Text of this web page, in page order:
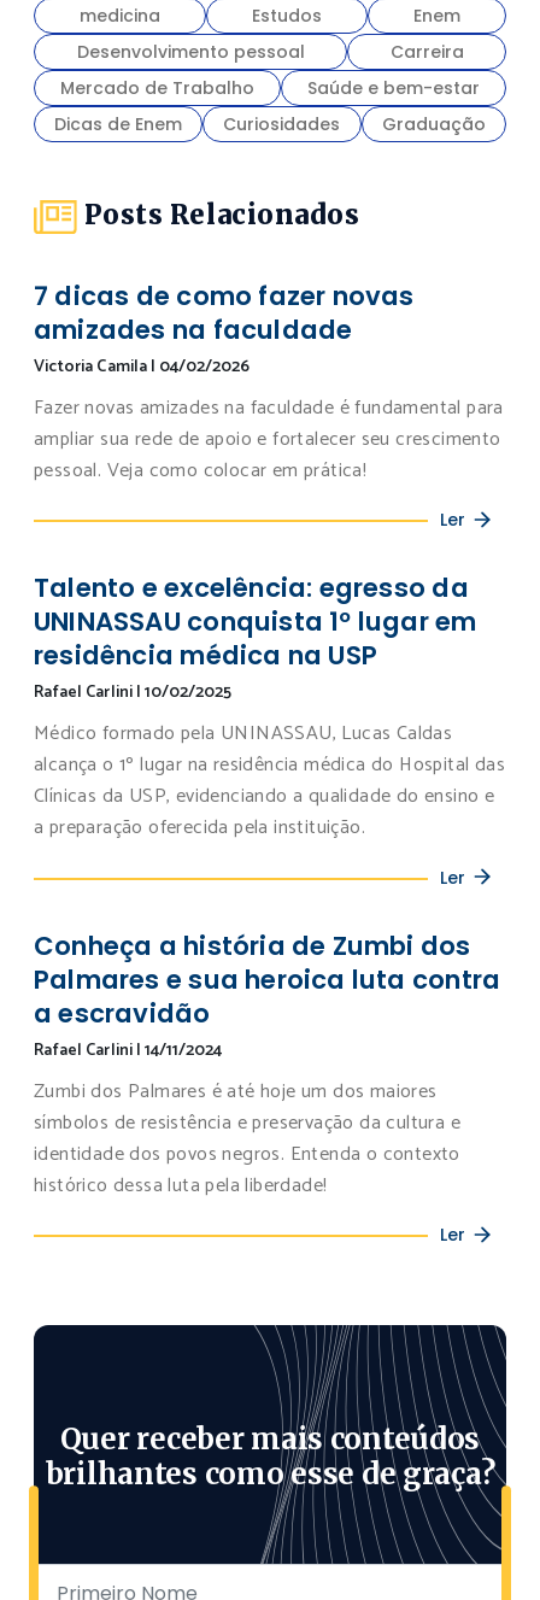
medicina Estudos
Enem
Desenvolvimento pessoal
Carreira
Mercado de Trabalho
Saúde e bem-estar
Dicas de Enem
Curiosidades Graduação
Posts Relacionados
7 dicas de como fazer novas
amizades na faculdade
Victoria Camila| 04/02/2026
Fazer novas amizades na faculdade é fundamental para
ampliar sua rede de apoio e fortalecer seu crescimento
pessoal. Veja como colocar em prática!
Ler
Talento e excelência: egresso da
UNINASSAU conquista 1º lugar em
residência médica na USP
Rafael Carlini|10/02/2025
Médico formado pela UNINASSAU, Lucas Caldas
alcança o 1º lugar na residência médica do Hospital das
Clínicas da USP, evidenciando a qualidade do ensino e
a preparação oferecida pela instituição.
Ler
Conheça a história de Zumbi dos
Palmares e sua heroica luta contra
a escravidão
Rafael Carlini|14/11/2024
Zumbi dos Palmares é até hoje um dos maiores
símbolos de resistência e preservação da cultura e
identidade dos povos negros. Entenda o contexto
histórico dessa luta pela liberdade!
Ler
Quer receber mais conteúdos
brilhantes como esse de graça?